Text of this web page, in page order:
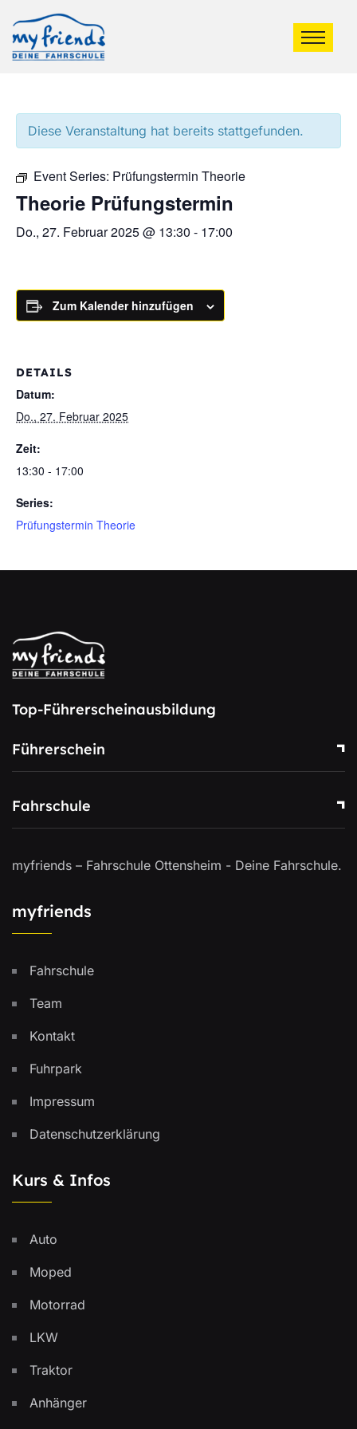
Diese Veranstaltung hat bereits stattgefunden.
Event Series: Prüfungstermin Theorie
Theorie Prüfungstermin
Do., 27. Februar 2025 @ 13:30 - 17:00
Zum Kalender hinzufügen
DETAILS
Datum:
Do., 27. Februar 2025
Zeit:
13:30 - 17:00
Series:
Prüfungstermin Theorie
Top-Führerscheinausbildung
Führerschein
Fahrschule
myfriends – Fahrschule Ottensheim - Deine Fahrschule.
myfriends
Fahrschule
Team
Kontakt
Fuhrpark
Impressum
Datenschutzerklärung
Kurs & Infos
Auto
Moped
Motorrad
LKW
Traktor
Anhänger